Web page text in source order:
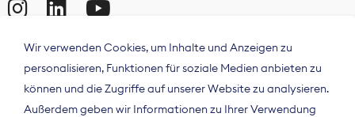
Wir verwenden Cookies, um Inhalte und Anzeigen zu
personalisieren, Funktionen für soziale Medien anbieten zu
können und die Zugriffe auf unserer Website zu analysieren.
Außerdem geben wir Informationen zu Ihrer Verwendung